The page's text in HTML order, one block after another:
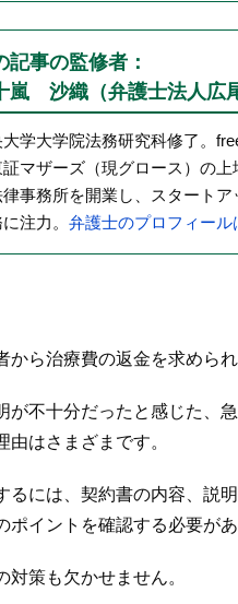
記事の監修者：
嵐 沙織（弁護士法人広
学大学院法務研究科修了。
マザーズ（現グロース）の
律事務所を開業し、スタート
注力。 弁護士のプロフィール
ら治療費の返金を求めら
が不十分だったと感じた、
はさまざまです。
るには、契約書の内容、説
イントを確認する必要があ
策も欠かせません。